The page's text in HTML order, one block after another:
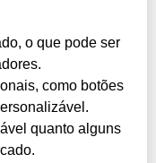
o que pode ser
como botões
quanto alguns